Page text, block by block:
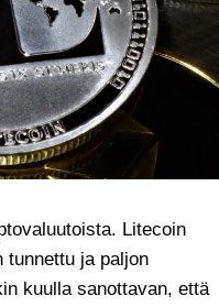
Litecoin
ja paljon
kuulla sanottavan, että